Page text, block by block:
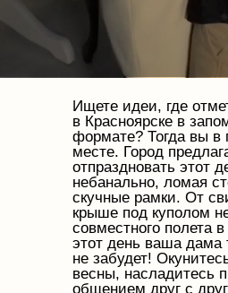
Ищете идеи, где
в Красноярске в
формате? Тогда вы в
месте. Город
отпраздновать этот
небанально, ломая
скучные рамки. От
крыше под куполом
совместного полета
этот день ваша дама
не забудет!
весны, насладитесь
общением друг с